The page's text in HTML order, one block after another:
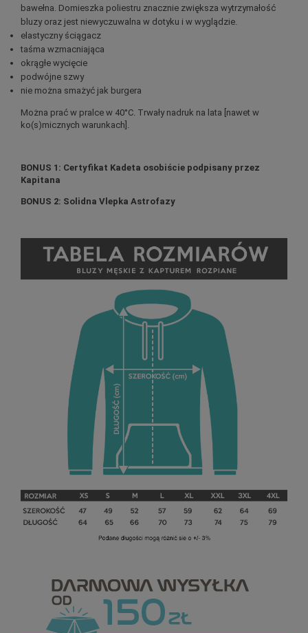
bawełna. Domieszka poliestru znacznie zwiększa wytrzymałość
bluzy oraz jest niewyczuwalna w dotyku i w wyglądzie.
elastyczny ściągacz
taśma wzmacniająca
okrągłe wycięcie
podwójne szwy
niemożna smażyć jak burgera
Można prać w pralce w 40°C. Trwały nadruk na lata [nawet w
ko(s)micznych warunkach].
BONUS 1: Certyfikat Kadeta osobiście podpisany przez
Kapitana
BONUS 2: Solidna Vlepka Astrofazy